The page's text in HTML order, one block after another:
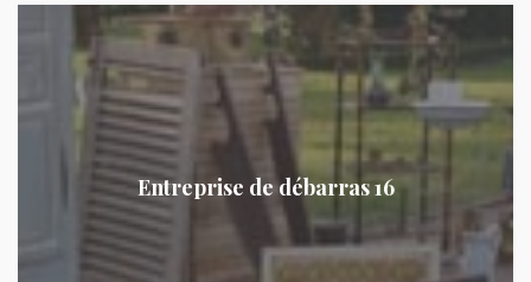
Entreprise de débarras 16